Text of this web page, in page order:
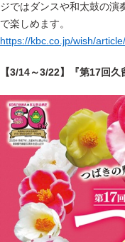
ジではダンスや和太鼓の演
で楽しめます。
https://kbc.co.jp/wish/
【3/14～3/22】『第17回